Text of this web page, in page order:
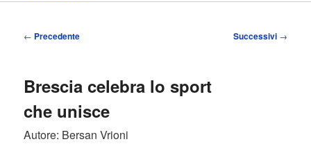
Navigazione
← Precedente Successivi →
Brescia celebra lo sport
che unisce
Autore: Bersan Vrioni